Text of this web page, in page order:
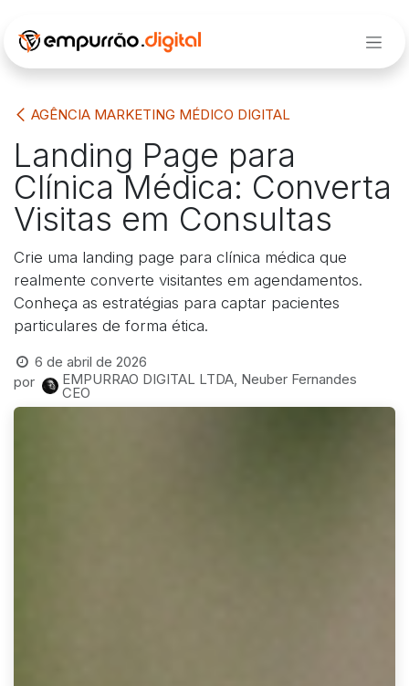
AGÊNCIA MARKETING MÉDICO DIGITAL
Landing Page para
Clínica Médica: Converta
Visitas em Consultas
Crie uma landing page para clínica médica que
realmente converte visitantes em agendamentos.
Conheça as estratégias para captar pacientes
particulares de forma ética.
6 de abril de 2026
por
EMPURRAO DIGITAL LTDA, Neuber Fernandes
CEO